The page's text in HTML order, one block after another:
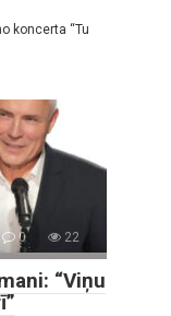
koncerta “Tu
0 22
“Viņu